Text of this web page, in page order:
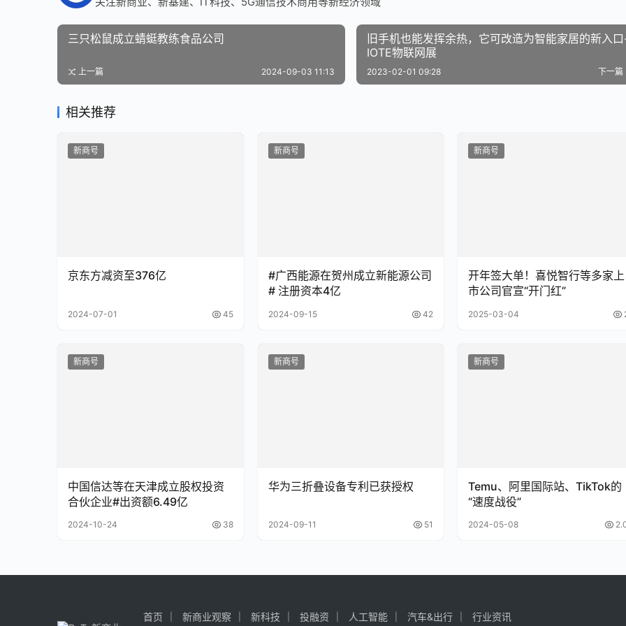
三只松鼠成立蜻蜓教练食品公司
上一篇 2024-09-03 11:13
旧手机也能发挥余热，它可改造为智能家居的新入
IOTE物联网展
下一篇
2023-02-01 09:28
相关推荐
新商号
京东方减资至376亿
2024-07-01 45
新商号
#广西能源在贺州成立新能源公司
# 注册资本4亿
2024-09-15 42
新商号
开年签大单！喜悦智行等多家上
市公司官宣“开门红”
2025-03-04
新商号
中国信达等在天津成立股权投资
合伙企业#出资额6.49亿
2024-10-24 38
新商号
华为三折叠设备专利已获授权
2024-09-11 51
新商号
Temu、阿里国际站、TikTok的
“速度战役”
2024-05-08
首页 新商业观察 新科技 投融资 人工智能 汽车&出行 行业资讯